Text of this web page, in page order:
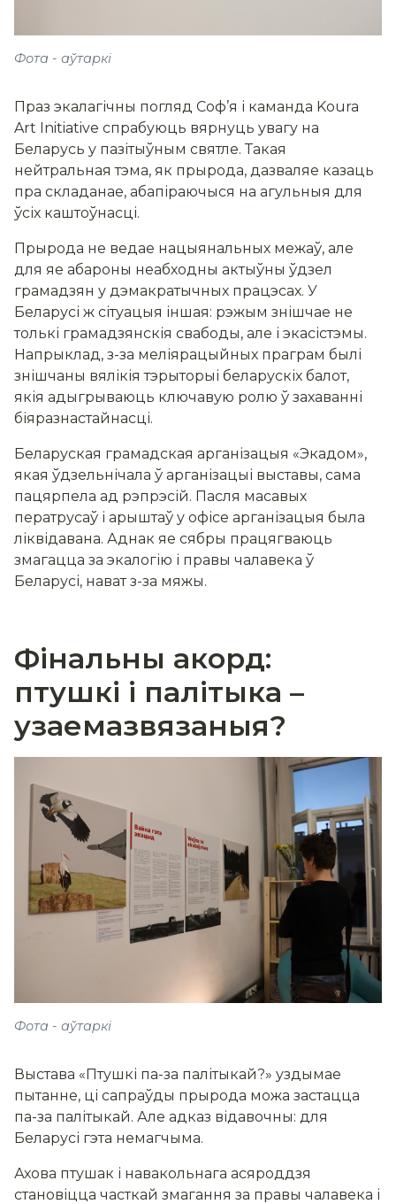
Фота - аўтаркі
Праз экалагічны погляд Соф’я і каманда Koura
Art Initiative спрабуюць вярнуць увагу на
Беларусь у пазітыўным святле. Такая
нейтральная тэма, як прырода, дазваляе казаць
пра складанае, абапіраючыся на агульныя для
ўсіх каштоўнасці.
Прырода не ведае нацыянальных межаў, але
для яе абароны неабходны актыўны ўдзел
грамадзян у дэмакратычных працэсах. У
Беларусі ж сітуацыя іншая: рэжым знішчае не
толькі грамадзянскія свабоды, але і экасістэмы.
Напрыклад, з-за меліярацыйных праграм былі
знішчаны вялікія тэрыторыі беларускіх балот,
якія адыгрываюць ключавую ролю ў захаванні
біяразнастайнасці.
Беларуская грамадская арганізацыя «Экадом»,
якая ўдзельнічала ў арганізацыі выставы, сама
пацярпела ад рэпрэсій. Пасля масавых
ператрусаў і арыштаў у офісе арганізацыя была
ліквідавана. Аднак яе сябры працягваюць
змагацца за экалогію і правы чалавека ў
Беларусі, нават з-за мяжы.
Фінальны акорд:
птушкі і палітыка –
узаемазвязаныя?
Фота - аўтаркі
Выстава «Птушкі па-за палітыкай?» уздымае
пытанне, ці сапраўды прырода можа застацца
па-за палітыкай. Але адказ відавочны: для
Беларусі гэта немагчыма.
Ахова птушак і навакольнага асяроддзя
становіцца часткай змагання за правы чалавека і